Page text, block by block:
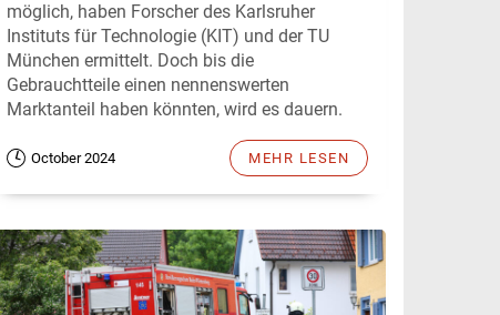
möglich, haben Forscher des Karlsruher
Instituts für Technologie (KIT) und der TU
München ermittelt. Doch bis die
Gebrauchtteile einen nennenswerten
Marktanteil haben könnten, wird es dauern.
October 2024 MEHR LESEN